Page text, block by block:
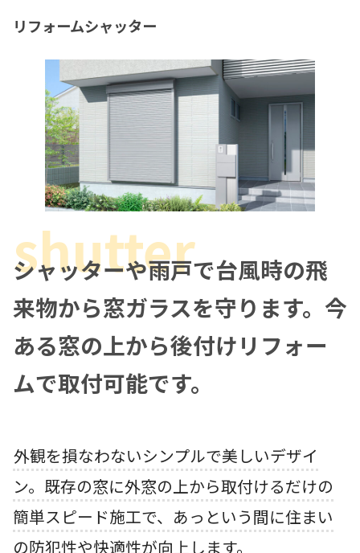
リフォームシャッター
シャッターや雨戸で台風時の飛
来物から窓ガラスを守ります。今
ある窓の上から後付けリフォー
ムで取付可能です。
外観を損なわないシンプルで美しいデザイ
ン。既存の窓に外窓の上から取付けるだけの
簡単スピード施工で、あっという間に住まい
の防犯性や快適性が向上します。